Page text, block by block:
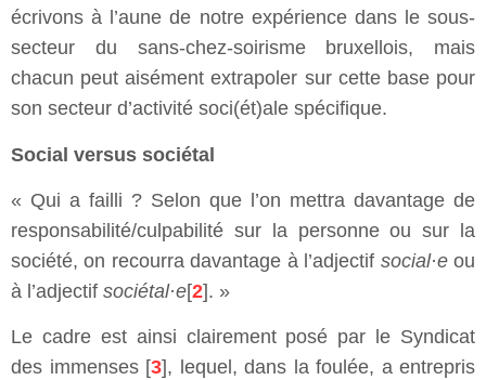
écrivons à l’aune de notre expérience dans le sous-
secteur du sans-chez-soirisme bruxellois, mais
chacun peut aisément extrapoler sur cette base pour
son secteur d’activité soci(ét)ale spécifique.
Social versus sociétal
« Qui a failli ? Selon que l’on mettra davantage de
responsabilité/culpabilité sur la personne ou sur la
société, on recourra davantage à l’adjectif social·eou
à l’adjectif sociétal·e[2]. »
Le cadre est ainsi clairement posé par le Syndicat
des immenses [3], lequel, dans la foulée, a entrepris